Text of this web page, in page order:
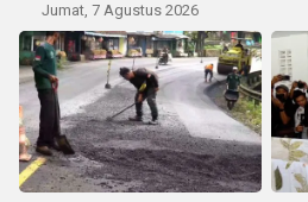
Jumat, 7 Agustus 2026